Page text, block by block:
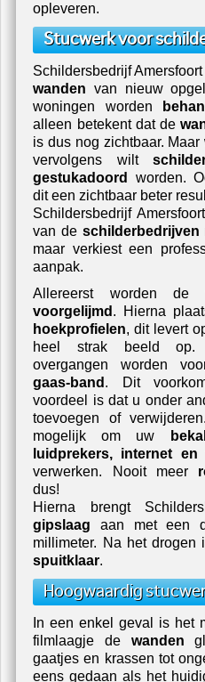
opleveren.
Stucwerk voor
Schildersbedrijf Amersfoort
wanden van nieuw
woningen worden
alleen betekent dat de
is dus nog zichtbaar.
vervolgens wilt
gestukadoord
worden.
dit een zichtbaar beter
Schildersbedrijf Amersfoort
van de schilderbedrijven
maar verkiest een
aanpak.
Allereerst worden de
voorgelijmd . Hierna
hoekprofielen, dit levert
heel strak beeld op.
overgangen worden
gaas-band . Dit
voordeel is dat u onder
toevoegen of
mogelijk om uw
luidprekers, internet en
verwerken. Nooit meer
dus!
Hierna brengt
gipslaag aan met een
millimeter. Na het
spuitklaar.
Hoogwaardig
In een enkel geval is het
filmlaagje de wanden
gaatjes en krassen tot
eens gedaan als het